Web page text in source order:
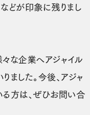
どが印象に残りまし
な企業へアジャイル
ました。今後、アジャ
方は、ぜひお問い合